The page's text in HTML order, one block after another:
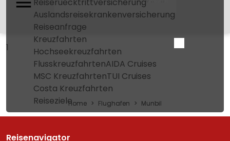
Auslandsreisekrankenversicherung
Reiseanfrage
Kreuzfahrten
Hochseekreuzfahrten
FlusskreuzfahrtenAIDA Cruises
MSC KreuzfahrtenTUI Cruises
Costa Kreuzfahrten
Reiseziele
1
Home Flughafen Munbil
Reisenavigator